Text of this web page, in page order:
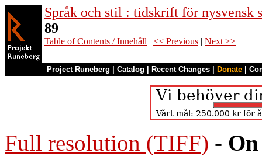
Språk och stil : tidskrift för nysvensk
89
Table of Contents / Innehåll | << Previous | Next >>
Project Runeberg Catalog Recent Changes Donate
Full resolution (TIFF) -